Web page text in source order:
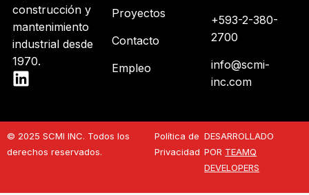
construcción y
mantenimiento
industrial desde
1970.
Proyectos
Contacto
Empleo
+593-2-380-
2700
info@scmi-
inc.com
© 2025 SCMI INC. Todos los
derechos reservados.
Política de
Privacidad
DESARROLLADO
POR TEAMQ
DEVELOPERS